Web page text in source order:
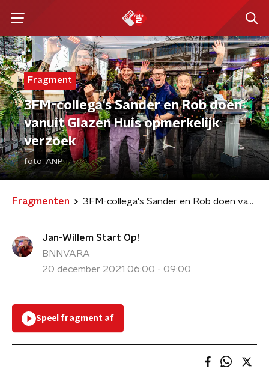
Fragment
3FM-collega's Sander en Rob doen
vanuit Glazen Huis opmerkelijk
verzoek
foto: ANP
Fragmenten 3FM-collega's Sander en Rob doen vanuit Glazen Huis opmerkelijk verzoek
Jan-Willem Start Op!
BNNVARA
20 december 2021 06:00 - 09:00
Speel fragment af